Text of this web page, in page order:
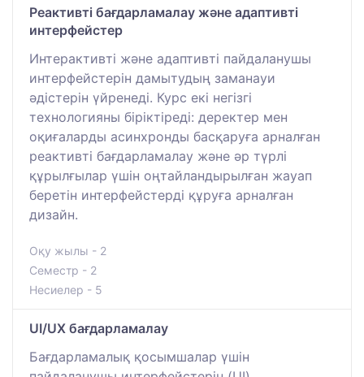
Реактивті бағдарламалау және адаптивті
интерфейстер
Интерактивті және адаптивті пайдаланушы
интерфейстерін дамытудың заманауи
әдістерін үйренеді. Курс екі негізгі
технологияны біріктіреді: деректер мен
оқиғаларды асинхронды басқаруға арналған
реактивті бағдарламалау және әр түрлі
құрылғылар үшін оңтайландырылған жауап
беретін интерфейстерді құруға арналған
дизайн.
Оқу жылы - 2
Семестр - 2
Несиелер - 5
UI/UX бағдарламалау
Бағдарламалық қосымшалар үшін